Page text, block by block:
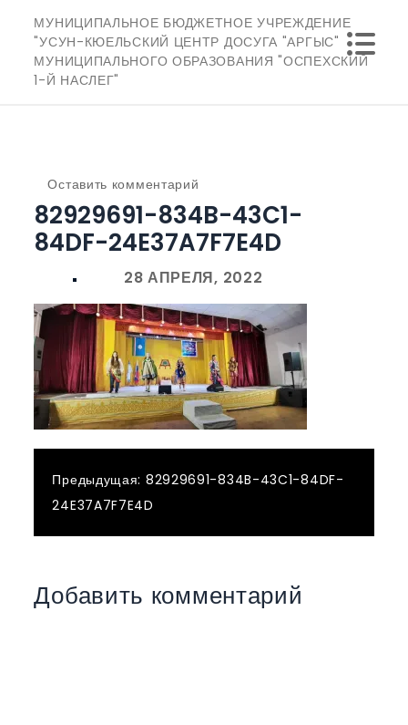
содержимому
МУНИЦИПАЛЬНОЕ БЮДЖЕТНОЕ УЧРЕЖДЕНИЕ
"УСУН-КЮЕЛЬСКИЙ ЦЕНТР ДОСУГА "АРГЫС"
МУНИЦИПАЛЬНОГО ОБРАЗОВАНИЯ "ОСПЕХСКИЙ
1-Й НАСЛЕГ"
Оставить комментарий
82929691-
834B-
84DF-
24E37A7F7E4D
82929691-834B-43C1-
84DF-24E37A7F7E4D
Навигация
по
записям
Предыдущая: 82929691-834B-43C1-84DF-
24E37A7F7E4D
Добавить комментарий